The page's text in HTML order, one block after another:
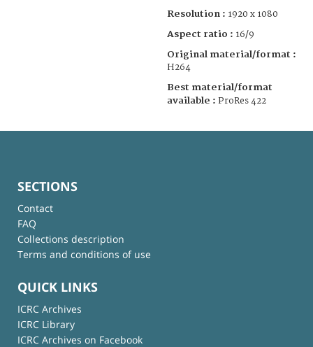
Resolution : 1920 x 1080
Aspect ratio : 16/9
Original material/format :
H264
Best material/format
available : ProRes 422
SECTIONS
Contact
FAQ
Collections description
Terms and conditions of use
QUICK LINKS
ICRC Archives
ICRC Library
ICRC Archives on Facebook